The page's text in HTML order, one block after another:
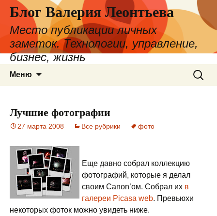
Блог Валерия Леонтьева
Место публикации личных
заметок. Технологии, управление,
бизнес, жизнь
Меню
Найти:
Лучшие фотографии
27 марта 2008 Все рубрики фото
Еще давно собрал коллекцию
фотографий, которые я делал
своим Canon’ом. Собрал их в
галереи Picasa web. Превьюхи
некоторых фоток можно увидеть ниже.